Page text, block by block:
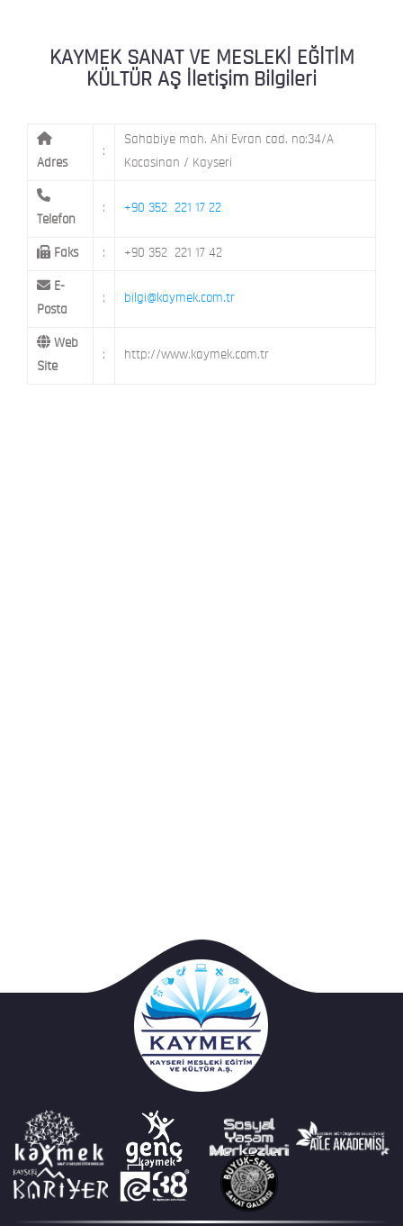
MELİKGAZİ / KAYSERİ
KAYMEK SANAT VE MESLEKİ EĞİTİM
KÜLTÜR AŞ İletişim Bilgileri
Adres
:
Sahabiye mah. Ahi Evran cad. no:34/A
Kocasinan / Kayseri
Telefon
: +90 352 221 17 22
Faks : +90 352 221 17 42
E-
Posta
: bilgi@kaymek.com.tr
Web
Site
: http://www.kaymek.com.tr